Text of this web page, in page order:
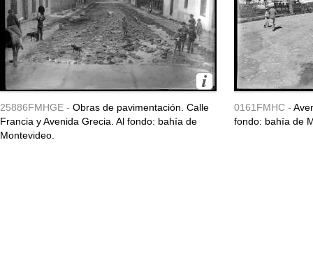
25886FMHGE - Obras de pavimentación. Calle
Francia y Avenida Grecia. Al fondo: bahía de
Montevideo.
0161FMHC -
fondo: bahía de